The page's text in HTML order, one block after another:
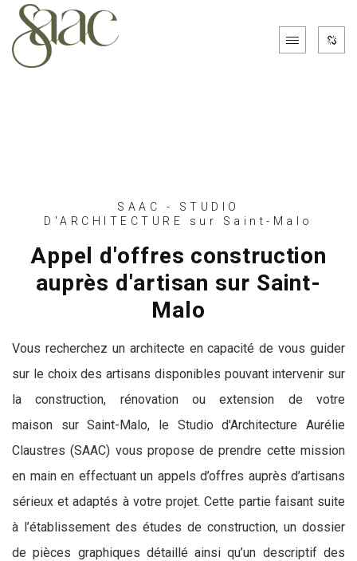
SAAC - STUDIO
D'ARCHITECTURE sur Saint-Malo
Appel d'offres construction
auprès d'artisan sur Saint-
Malo
Vous recherchez un architecte en capacité de vous guider
sur le choix des artisans disponibles pouvant intervenir sur
la construction, rénovation ou extension de votre
maison sur Saint-Malo, le Studio d'Architecture Aurélie
Claustres (SAAC) vous propose de prendre cette mission
en main en effectuant un appels d’offres auprès d’artisans
sérieux et adaptés à votre projet. Cette partie faisant suite
à l’établissement des études de construction, un dossier
de pièces graphiques détaillé ainsi qu’un descriptif des